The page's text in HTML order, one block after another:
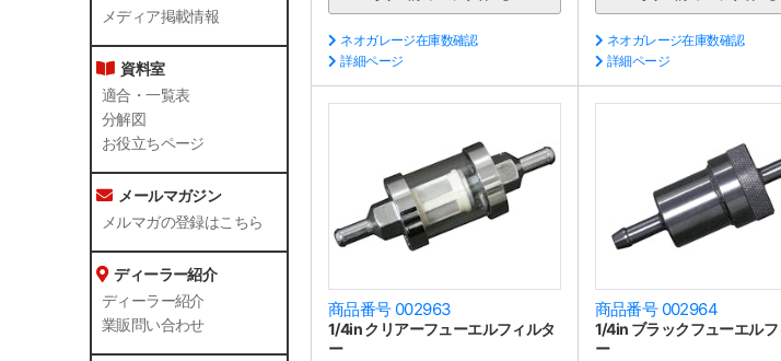
メディア掲載情報
資料室
適合・一覧表
分解図
お役立ちページ
メールマガジン
メルマガの登録はこちら
ディーラー紹介
ディーラー紹介
業販問い合わせ
ネオガレージ在庫数確認
詳細ページ
ネオガレージ在庫数確認
詳細ページ
商品番号 002963
1/4in クリアーフューエルフィルタ
ー
商品番号 002964
1/4in ブラックフューエルフ
ー